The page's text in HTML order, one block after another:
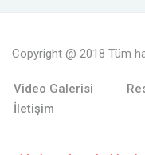
Copyright @ 2018 Tüm
Video Galerisi
İletişim